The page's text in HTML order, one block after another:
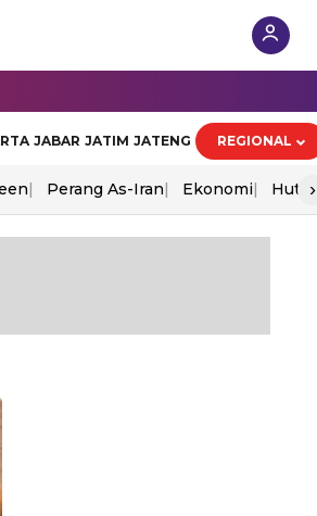
JABAR JATIM JATENG REGIONAL
Perang As-Iran Ekonomi Hut Ri
›